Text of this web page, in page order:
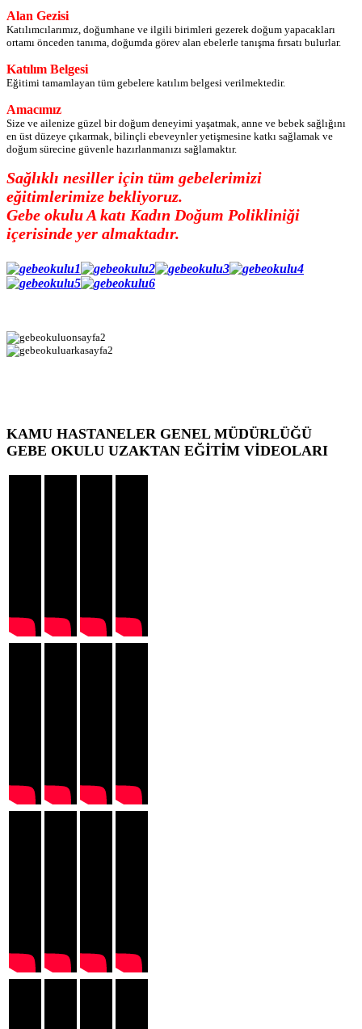
Alan Gezisi
Katılımcılarımız, doğumhane ve ilgili birimleri gezerek doğum yapacakları
ortamı önceden tanıma, doğumda görev alan ebelerle tanışma fırsatı bulurlar.
Katılım Belgesi
Eğitimi tamamlayan tüm gebelere katılım belgesi verilmektedir.
Amacımız
Size ve ailenize güzel bir doğum deneyimi yaşatmak, anne ve bebek sağlığını
en üst düzeye çıkarmak, bilinçli ebeveynler yetişmesine katkı sağlamak ve
doğum sürecine güvenle hazırlanmanızı sağlamaktır.
Sağlıklı nesiller için tüm gebelerimizi
eğitimlerimize bekliyoruz.
Gebe okulu A katı Kadın Doğum Polikliniği
içerisinde yer almaktadır.
KAMU HASTANELER GENEL MÜDÜRLÜĞÜ
GEBE OKULU UZAKTAN EĞİTİM VİDEOLARI